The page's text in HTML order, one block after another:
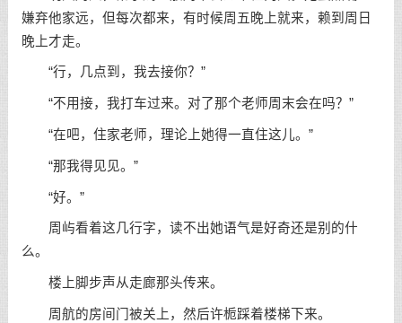
嫌弃他家远，但每次都来，有时候周五晚上就来，赖到周日
晚上才走。
“行，几点到，我去接你？”
“不用接，我打车过来。对了那个老师周末会在吗？”
“在吧，住家老师，理论上她得一直住这儿。”
“那我得见见。”
“好。”
周屿看着这几行字，读不出她语气是好奇还是别的什
么。
楼上脚步声从走廊那头传来。
周航的房间门被关上，然后许栀踩着楼梯下来。